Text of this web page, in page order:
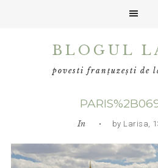
BLOGUL
povesti franțuzești de
In • by Larisa,